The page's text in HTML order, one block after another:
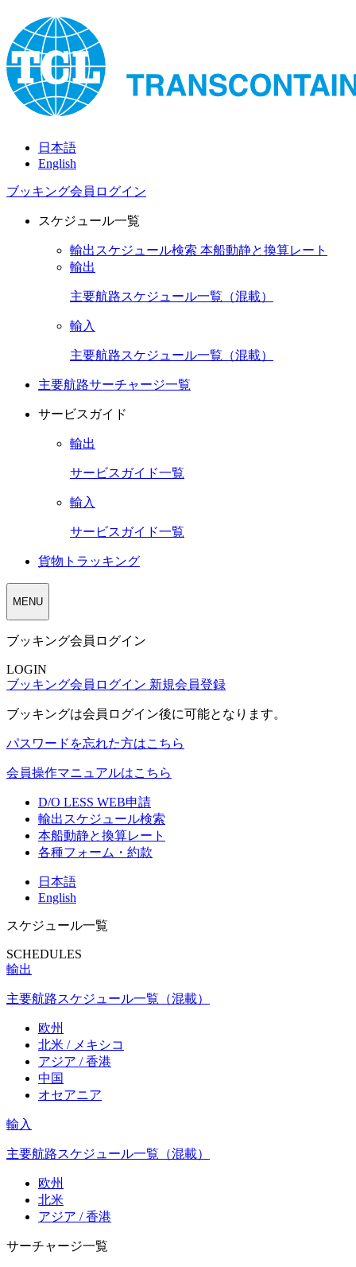
日本語
English
ブッキング会員ログイン
スケジュール一覧
輸出スケジュール検索 本船動静と換算レート
輸出
主要航路スケジュール一覧（混載）
輸入
主要航路スケジュール一覧（混載）
主要航路サーチャージ一覧
サービスガイド
輸出
サービスガイド一覧
輸入
サービスガイド一覧
貨物トラッキング
MENU
ブッキング会員ログイン
LOGIN
ブッキング会員ログイン 新規会員登録
ブッキングは会員ログイン後に可能となります。
パスワードを忘れた方はこちら
会員操作マニュアルはこちら
D/O LESS WEB申請
輸出スケジュール検索
本船動静と換算レート
各種フォーム・約款
日本語
English
スケジュール一覧
SCHEDULES
輸出
主要航路スケジュール一覧（混載）
欧州
北米 / メキシコ
アジア / 香港
中国
オセアニア
輸入
主要航路スケジュール一覧（混載）
欧州
北米
アジア / 香港
サーチャージ一覧